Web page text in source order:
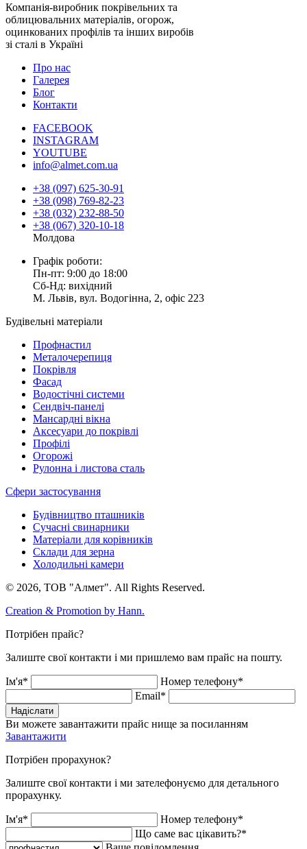
Компанія-виробник покрівельних та
облицювальних матеріалів, огорож,
оцинкованих профілів та інших виробів
зі сталі в Україні
Про нас
Галерея
Блог
Контакти
FACEBOOK
INSTAGRAM
YOUTUBE
info@almet.com.ua
+38 (097) 625-30-91
+38 (098) 769-82-23
+38 (032) 232-88-50
+38 (067) 320-10-18
Молдова
Графік роботи:
Пн-пт: 9:00 до 18:00
Сб-Нд: вихідний
М. Львів, вул. Водогінна, 2, офіс 223
Будівельні матеріали
Профнастил
Металочерепиця
Покрівля
Фасад
Водостічні системи
Сендвіч-панелі
Мансардні вікна
Аксесуари до покрівлі
Профілі
Огорожі
Рулонна і листова сталь
Сфери застосування
Будівництво пташників
Сучасні свинарники
Матеріали для корівників
Склади для зерна
Холодильні камери
© 2026, ТОВ "Алмет". All Rights Reserved.
Creation & Promotion by Hann.
Потрібен прайс?
Залиште свої контакти і ми пришлемо вам прайс на пошту.
Ім'я*
Номер телефону*
Email*
Надіслати
Ви можете завантажити прайс нище за посиланням
Завантажити
Потрібен прорахунок?
Залиште свої контакти і ми зателефонуємо для детального
прорахунку.
Ім'я*
Номер телефону*
Що саме вас цікавить?*